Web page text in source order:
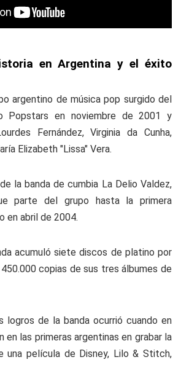
en Argentina y el éxito
argentino de música pop surgido del
Popstars en noviembre de 2001 y
Fernández, Virginia da Cunha,
Elizabeth "Lissa" Vera.
la banda de cumbia La Delio Valdez,
parte del grupo hasta la primera
en abril de 2004.
acumuló siete discos de platino por
copias de sus tres álbumes de
logros de la banda ocurrió cuando en
en las primeras argentinas en grabar la
una película de Disney, Lilo & Stitch,